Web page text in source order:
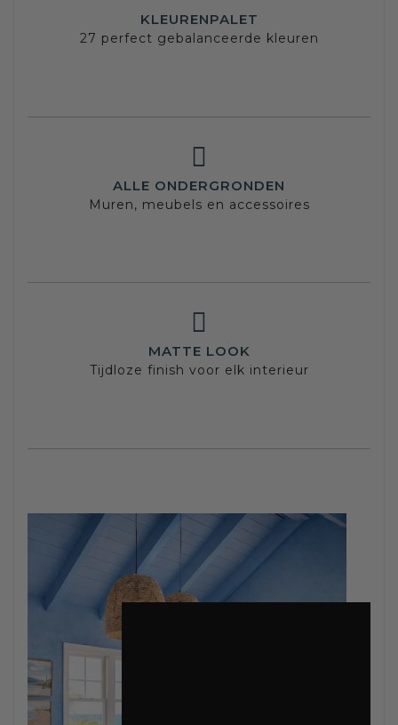
KLEURENPALET
27 perfect gebalanceerde kleuren
ALLE ONDERGRONDEN
Muren, meubels en accessoires
MATTE LOOK
Tijdloze finish voor elk interieur